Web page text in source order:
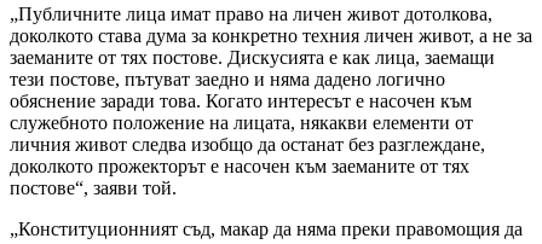
„Публичните лица имат право на личен живот дотолкова,
доколкото става дума за конкретно техния личен живот, а не за
заеманите от тях постове. Дискусията е как лица, заемащи
тези постове, пътуват заедно и няма дадено логично
обяснение заради това. Когато интересът е насочен към
служебното положение на лицата, някакви елементи от
личния живот следва изобщо да останат без разглеждане,
доколкото прожекторът е насочен към заеманите от тях
постове“, заяви той.
„Конституционният съд, макар да няма преки правомощия да